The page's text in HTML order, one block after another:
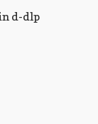
d-dlp